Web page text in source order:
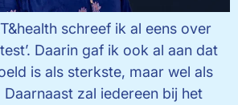
schreef ik al eens over
Daarin gaf ik ook al aan dat
is als sterkste, maar wel als
zal iedereen bij het